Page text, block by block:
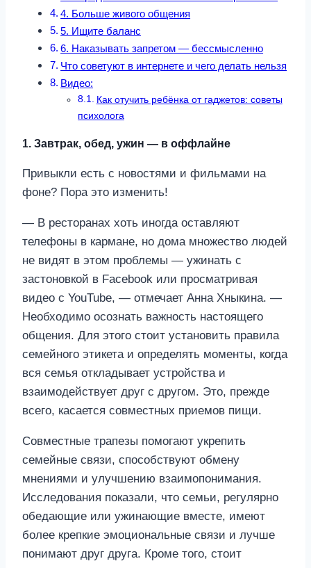
4. Больше живого общения
5. Ищите баланс
6. Наказывать запретом — бессмысленно
Что советуют в интернете и чего делать нельзя
Видео:
Как отучить ребёнка от гаджетов: советы
психолога
1. Завтрак, обед, ужин — в оффлайне
Привыкли есть с новостями и фильмами на
фоне? Пора это изменить!
— В ресторанах хоть иногда оставляют
телефоны в кармане, но дома множество людей
не видят в этом проблемы — ужинать с
застоновкой в Facebook или просматривая
видео с YouTube, — отмечает Анна Хныкина. —
Необходимо осознать важность настоящего
общения. Для этого стоит установить правила
семейного этикета и определять моменты, когда
вся семья откладывает устройства и
взаимодействует друг с другом. Это, прежде
всего, касается совместных приемов пищи.
Совместные трапезы помогают укрепить
семейные связи, способствуют обмену
мнениями и улучшению взаимопонимания.
Исследования показали, что семьи, регулярно
обедающие или ужинающие вместе, имеют
более крепкие эмоциональные связи и лучше
понимают друг друга. Кроме того, стоит